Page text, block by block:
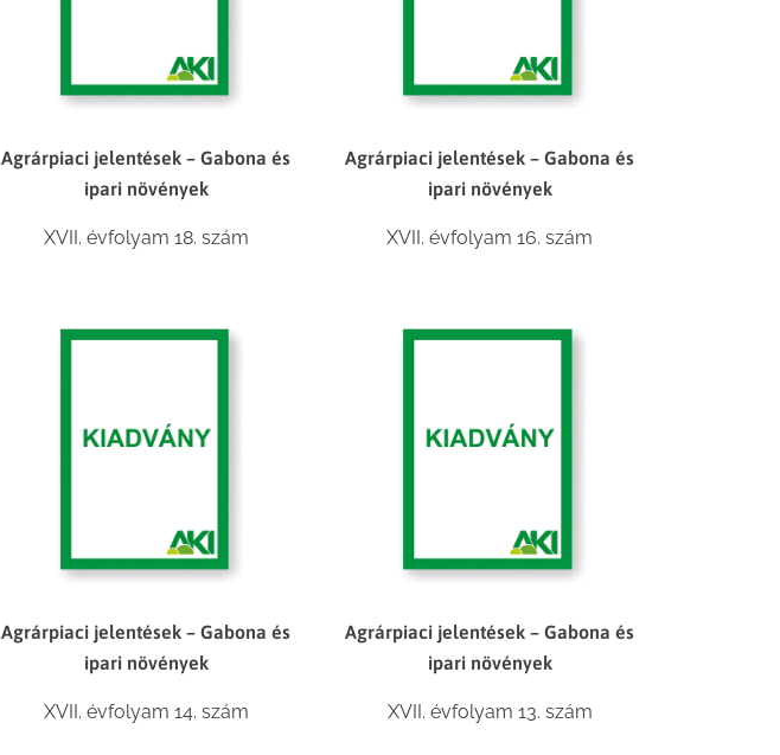
Agrárpiaci jelentések – Gabona és
ipari növények
XVII. évfolyam 18. szám
Agrárpiaci jelentések – Gabona és
ipari növények
XVII. évfolyam 16. szám
Agrárpiaci jelentések – Gabona és
ipari növények
XVII. évfolyam 14. szám
Agrárpiaci jelentések – Gabona és
ipari növények
XVII. évfolyam 13. szám